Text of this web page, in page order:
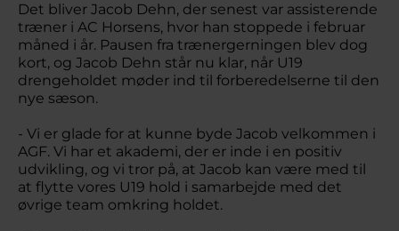
Det bliver Jacob Dehn, der senest var assisterende
træner i AC Horsens, hvor han stoppede i februar
måned i år. Pausen fra trænergerningen blev dog
kort, og Jacob Dehn står nu klar, når U19
drengeholdet møder ind til forberedelserne til den
nye sæson.
- Vi er glade for at kunne byde Jacob velkommen i
AGF. Vi har et akademi, der er inde i en positiv
udvikling, og vi tror på, at Jacob kan være med til
at flytte vores U19 hold i samarbejde med det
øvrige team omkring holdet.